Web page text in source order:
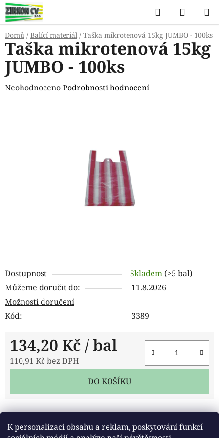
K personalizaci obsahu a reklam, poskytování funkcí
Přejít
na
obsah
Hledat
KOŠÍK
Domů / Balící materiál / Taška mikrotenová 15kg JUMBO - 100ks
Dostupnost Skladem (>5 bal)
Můžeme doručit do:
11.8.2026
Možnosti doručení
Kód:
3389
134,20 Kč / bal
110,91 Kč bez DPH
DO KOŠÍKU
Taška mikrotenová 15kg
JUMBO - 100ks
Průměrné
NeohodnocenoPodrobnosti hodnocení